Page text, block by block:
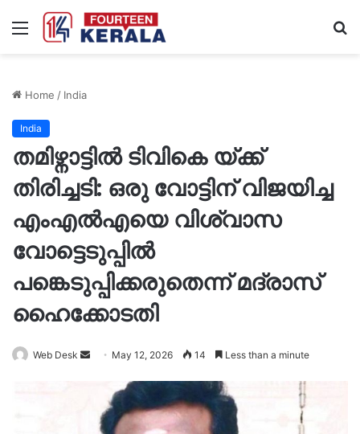
Menu
Home / India
India
തമിഴ്നാട്ടിൽ ടിവികെ യ്ക്ക്
തിരിച്ചടി: ഒരു വോട്ടിന് വിജയിച്ച
എംഎൽഎയെ വിശ്വാസ
വോട്ടെടുപ്പിൽ
പങ്കെടുപ്പിക്കരുതെന്ന് മദ്രാസ്
ഹൈക്കോടതി
Web Desk
Send
email
May 12, 2026 14 Less than a minute